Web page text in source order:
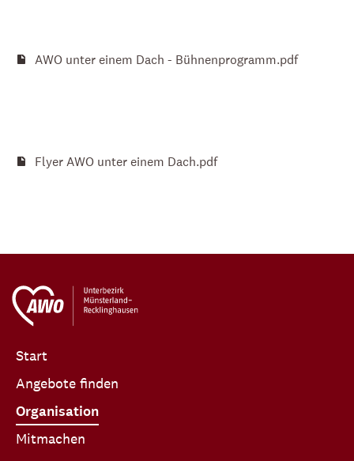
AWO unter einem Dach - Bühnenprogramm.pdf
Flyer AWO unter einem Dach.pdf
Start
Angebote finden
Organisation
Mitmachen